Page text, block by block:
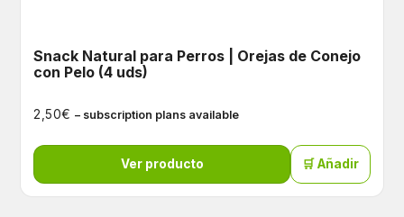
Snack Natural para Perros | Orejas de Conejo
con Pelo (4 uds)
2,50€ – subscription plans available
Ver producto 🛒 Añadir